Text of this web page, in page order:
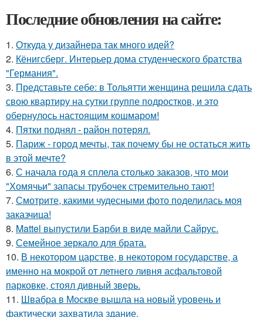
Последние обновления на сайте:
1. Откуда у дизайнера так много идей?
2. Кёнигсберг. Интерьер дома студенческого братства
"Германия".
3. Представьте себе: в Тольятти женщина решила сдать
свою квартиру на сутки группе подростков, и это
обернулось настоящим кошмаром!
4. Пятки поднял - район потерял.
5. Париж - город мечты, так почему бы не остаться жить
в этой мечте?
6. С начала года я сплела столько заказов, что мои
"Хомячьи" запасы трубочек стремительно тают!
7. Смотрите, какими чудесными фото поделилась моя
заказчица!
8. Mattel выпустили Барби в виде майли Сайрус.
9. Семейное зеркало для брата.
10. В некотором царстве, в некотором государстве, а
именно на мокрой от летнего ливня асфальтовой
парковке, стоял дивный зверь.
11. Швабра в Москве вышла на новый уровень и
фактически захватила здание.